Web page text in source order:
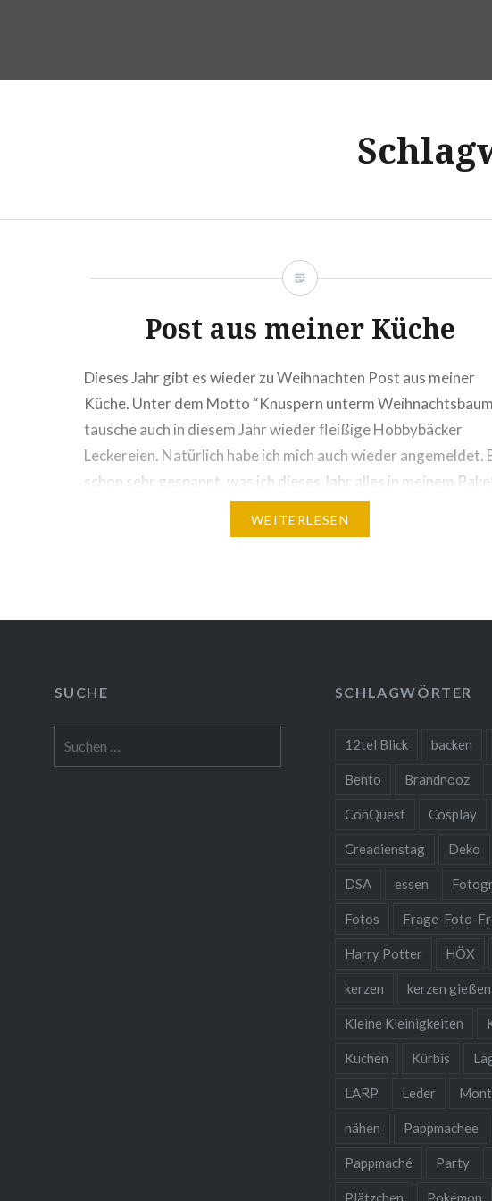
Post aus meiner Küche
Dieses Jahr gibt es wieder zu Weihnachten Post aus meiner
Küche. Unter dem Motto “Knuspern unterm
tausche auch in diesem Jahr wieder fleißige Hobbybäcker
Leckereien. Natürlich habe ich mich auch wieder angemeldet.
schon sehr gespannt, was ich dieses Jahr alles in meinem
finde und überlege auch schon was in meinem Paket landet….
WEITERLESEN
SUCHE
nach:
SCHLAGWÖRTER
12tel Blick backen
Bento Brandnooz
ConQuest Cosplay
Creadienstag Deko
DSA essen
Fotos Frage-Foto-
Harry Potter HÖX
kerzen kerzen gießen
Kleine Kleinigkeiten
Kuchen Kürbis
LARP Leder
nähen Pappmachee
Pappmaché Party
Plätzchen Pokémon